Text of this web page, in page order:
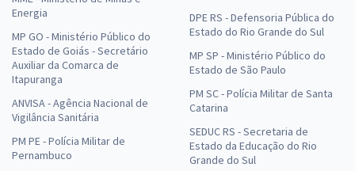
Energia
MP GO - Ministério Público do
Estado de Goiás - Secretário
Auxiliar da Comarca de
Itapuranga
ANVISA - Agência Nacional de
Vigilância Sanitária
PM PE - Polícia Militar de
Pernambuco
DPE RS - Defensoria Pública do
Estado do Rio Grande do Sul
MP SP - Ministério Público do
Estado de São Paulo
PM SC - Polícia Militar de Santa
Catarina
SEDUC RS - Secretaria de
Estado da Educação do Rio
Grande do Sul